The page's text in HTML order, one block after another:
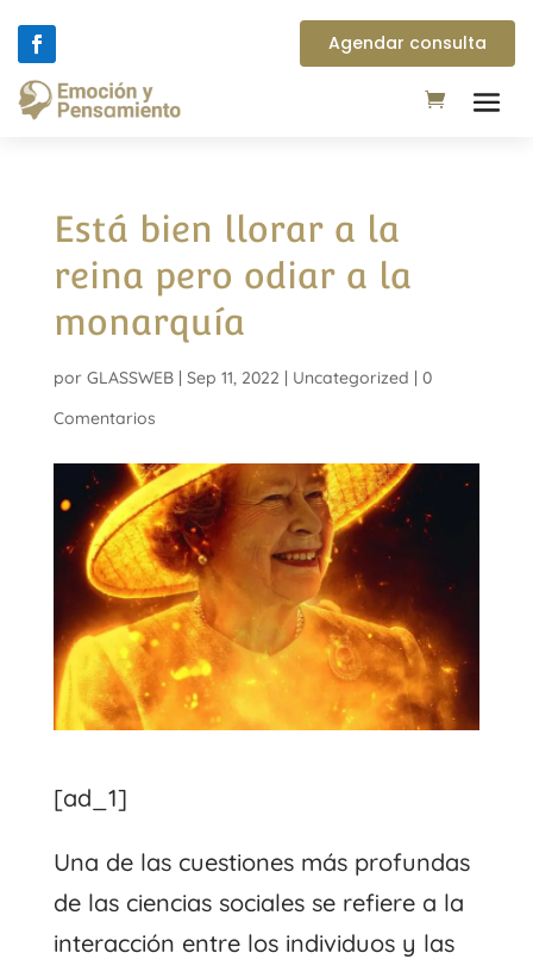
Agendar consulta
Está bien llorar a la
reina pero odiar a la
monarquía
por GLASSWEB| Sep 11, 2022 | Uncategorized | 0
Comentarios
[ad_1]
Una de las cuestiones más profundas
de las ciencias sociales se refiere a la
interacción entre los individuos y las